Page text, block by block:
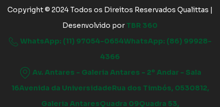
Copyright © 2024 Todos os Direitos Reservados Qualittas |
Desenvolvido por TBR 360
WhatsApp: (11) 97054-0654WhatsApp: (86) 99928-
4366
Av. Antares - Galeria Antares - 2º Andar - Sala
16Avenida da UniversidadeRua dos Timbós, 0530812,
Galeria AntaresQuadra 09Quadra 53,